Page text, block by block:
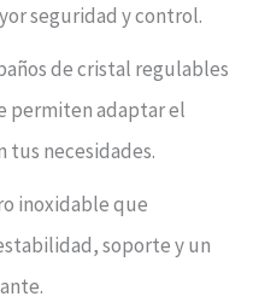
seguridad y control.
de cristal regulables
permiten adaptar el
tus necesidades.
inoxidable que
soporte y un